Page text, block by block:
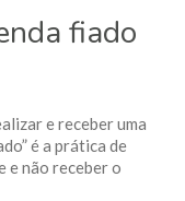
fiado
e receber uma
é a prática de
e não receber o